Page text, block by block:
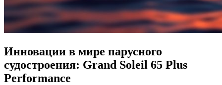
Инновации в мире парусного
судостроения: Grand Soleil 65 Plus
Performance